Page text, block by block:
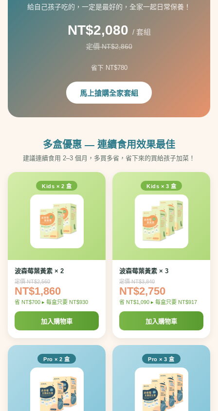
給自己孩子吃的，一定是最好的，全家一起日常保養！
NT$2,080 / 套組
定價 NT$2,860
省下 NT$780
馬上搶購全家套組
多盒優惠 — 連續食用效果最佳
建議連續食用 2–3 個月，多買多省，省下來的買給孩子加菜！
Kids × 2 盒
波森莓葉黃素 × 2
定價 NT$2,560
NT$1,860
省 NT$700 ▸ 每盒只要 NT$930
加入購物車
Kids × 3 盒
波森莓葉黃素 × 3
定價 NT$3,840
NT$2,750
省 NT$1,090 ▸ 每盒只要 NT$917
加入購物車
Pro × 2 盒 Pro × 3 盒